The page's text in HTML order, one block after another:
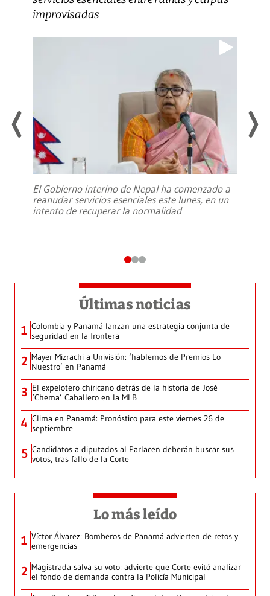
improvisadas
El Gobierno interino de Nepal ha comenzado a
reanudar servicios esenciales este lunes, en un
intento de recuperar la normalidad
Últimas noticias
1 Colombia y Panamá lanzan una estrategia conjunta de
seguridad en la frontera
2 Mayer Mizrachi a Univisión: ‘hablemos de Premios Lo
Nuestro’ en Panamá
3 El expelotero chiricano detrás de la historia de José
‘Chema’ Caballero en la MLB
4 Clima en Panamá: Pronóstico para este viernes 26 de
septiembre
5 Candidatos a diputados al Parlacen deberán buscar sus
votos, tras fallo de la Corte
Lo más leído
1 Víctor Álvarez: Bomberos de Panamá advierten de retos y
emergencias
2 Magistrada salva su voto: advierte que Corte evitó analizar
el fondo de demanda contra la Policía Municipal